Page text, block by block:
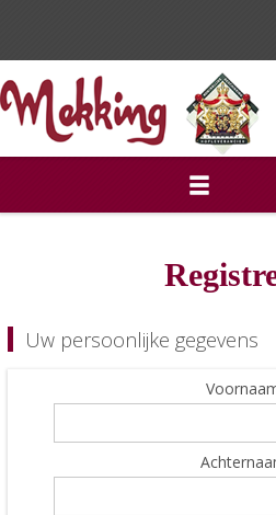
Uw persoonlijke gegevens